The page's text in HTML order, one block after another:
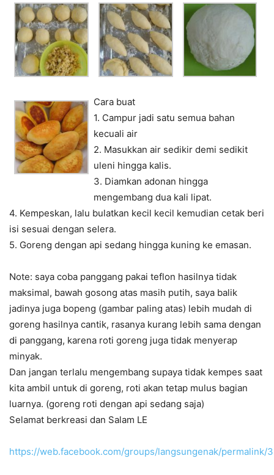
Cara buat
1. Campur jadi satu semua bahan
kecuali air
2. Masukkan air sedikir demi sedikit
uleni hingga kalis.
3. Diamkan adonan hingga
mengembang dua kali lipat.
4. Kempeskan, lalu bulatkan kecil kecil kemudian cetak beri
isi sesuai dengan selera.
5. Goreng dengan api sedang hingga kuning ke emasan.
Note: saya coba panggang pakai teflon hasilnya tidak
maksimal, bawah gosong atas masih putih, saya balik
jadinya juga bopeng (gambar paling atas) lebih mudah di
goreng hasilnya cantik, rasanya kurang lebih sama dengan
di panggang, karena roti goreng juga tidak menyerap
minyak.
Dan jangan terlalu mengembang supaya tidak kempes saat
kita ambil untuk di goreng, roti akan tetap mulus bagian
luarnya. (goreng roti dengan api sedang saja)
Selamat berkreasi dan Salam LE
https://web.facebook.com/groups/langsungenak/permalink/